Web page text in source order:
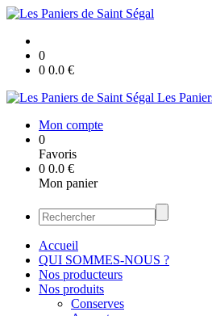
0
0 0.0 €
Les
Mon compte
0
Favoris
0 0.0 €
Mon panier
Accueil
QUI SOMMES-NOUS ?
Nos producteurs
Nos produits
Conserves